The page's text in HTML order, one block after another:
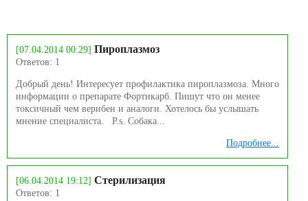
[07.04.2014 00:29] Пироплазмоз
Ответов: 1
Добрый день! Интересует профилактика пироплазмоза. Много
информации о препарате Фортикарб. Пишут что он менее
токсичный чем верибен и аналоги. Хотелось бы услышать
мнение специалиста. P.s. Собака...
Подробнее...
[06.04.2014 19:12] Стерилизация
Ответов: 1